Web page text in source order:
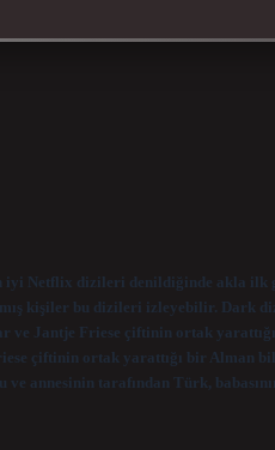
iyi Netflix dizileri denildiğinde akla ilk
kişiler bu dizileri izleyebilir. Dark
ve Jantje Friese çiftinin ortak
çiftinin ortak yarattığı bir Alman
annesinin tarafından Türk,